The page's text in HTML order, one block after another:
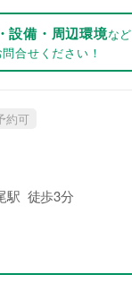
設備・周辺環境など
合せください！
約可
駅 徒歩3分